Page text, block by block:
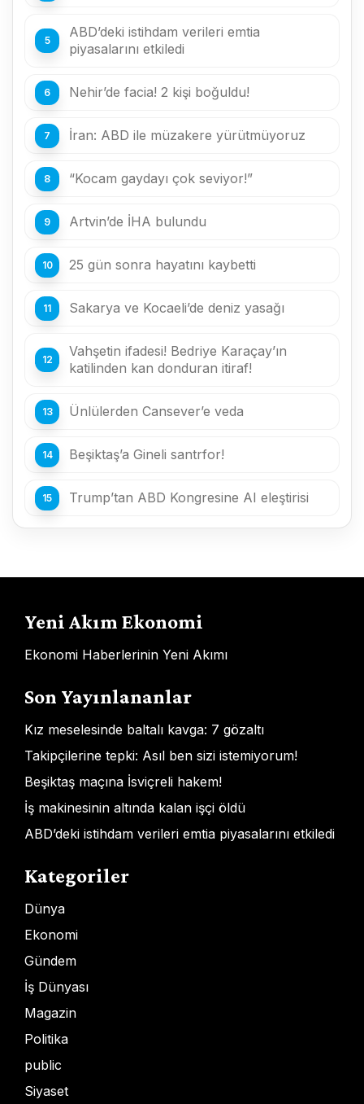
ABD’deki istihdam verileri emtia
piyasalarını etkiledi
Nehir’de facia! 2 kişi boğuldu!
İran: ABD ile müzakere yürütmüyoruz
“Kocam gaydayı çok seviyor!”
Artvin’de İHA bulundu
25 gün sonra hayatını kaybetti
Sakarya ve Kocaeli’de deniz yasağı
Vahşetin ifadesi! Bedriye Karaçay’ın
katilinden kan donduran itiraf!
Ünlülerden Cansever’e veda
Beşiktaş’a Gineli santrfor!
Trump’tan ABD Kongresine AI eleştirisi
Yeni Akım Ekonomi
Ekonomi Haberlerinin Yeni Akımı
Son Yayınlananlar
Kız meselesinde baltalı kavga: 7 gözaltı
Takipçilerine tepki: Asıl ben sizi istemiyorum!
Beşiktaş maçına İsviçreli hakem!
İş makinesinin altında kalan işçi öldü
ABD’deki istihdam verileri emtia piyasalarını etkiledi
Kategoriler
Dünya
Ekonomi
Gündem
İş Dünyası
Magazin
Politika
public
Siyaset